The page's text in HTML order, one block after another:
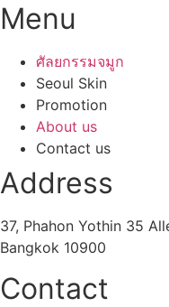
Menu
ศัลยกรรมจมูก
Seoul Skin
Promotion
About us
Contact us
Address
37, Phahon Yothin 35
Bangkok 10900
Contact